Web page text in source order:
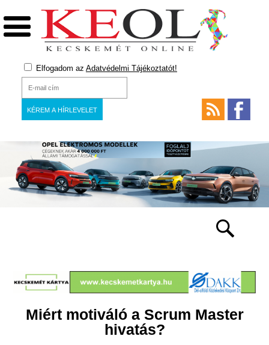
Elfogadom az Adatvédelmi Tájékoztatót!
Miért motiváló a Scrum Master
hivatás?